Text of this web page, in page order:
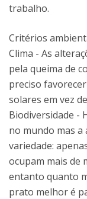
trabalho.
Critérios
Clima - As
pela queima de
preciso
solares em vez
Biodiversidade -
no mundo mas
variedade:
ocupam mais de
entanto quanto
prato melhor é